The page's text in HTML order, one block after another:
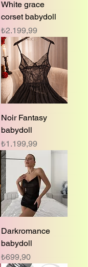
White grace
corset babydoll
Fiyat
₺2.199,99
Noir Fantasy
babydoll
Fiyat
₺1.199,99
Darkromance
babydoll
Fiyat
₺699,90